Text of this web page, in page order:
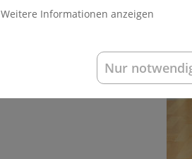
Weitere Informationen anzeigen
Nur